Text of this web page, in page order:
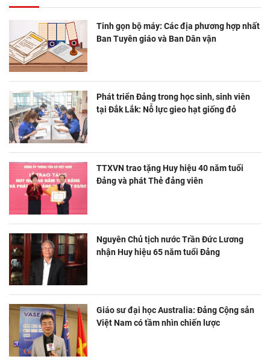
Tinh gọn bộ máy: Các địa phương hợp nhất
Ban Tuyên giáo và Ban Dân vận
Phát triển Đảng trong học sinh, sinh viên
tại Đắk Lắk: Nỗ lực gieo hạt giống đỏ
TTXVN trao tặng Huy hiệu 40 năm tuổi
Đảng và phát Thẻ đảng viên
Nguyên Chủ tịch nước Trần Đức Lương
nhận Huy hiệu 65 năm tuổi Đảng
Giáo sư đại học Australia: Đảng Cộng sản
Việt Nam có tầm nhìn chiến lược